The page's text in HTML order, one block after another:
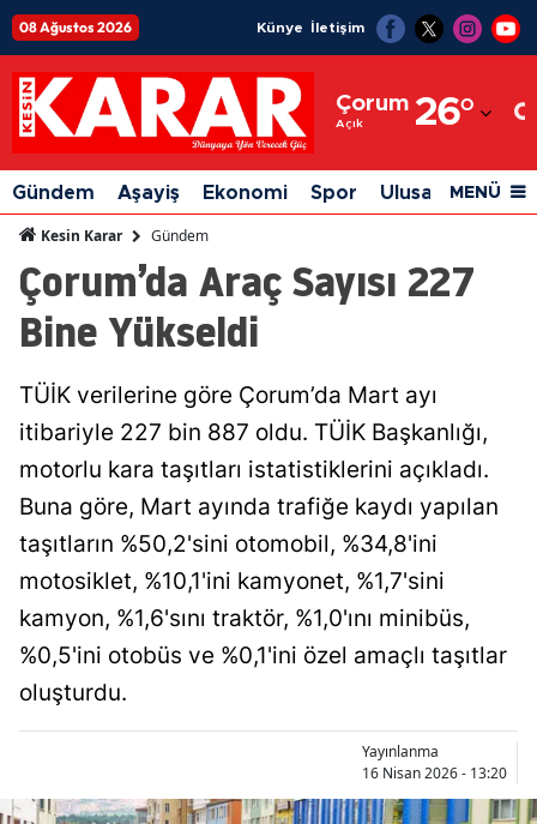
08 Ağustos 2026 Künye İletişim
Çorum
Açık 26°
Adıyaman
Afyonkarahisar
Ağrı
Amasya
Aydın
Balıkesir
Bilecik
Bingöl
Bitlis
Burdur
Bursa
Gündem Aşayiş Ekonomi Spor Ulusal Siyaset
MENÜ
Kesin Karar Gündem
Çorum’da Araç Sayısı 227
Bine Yükseldi
TÜİK verilerine göre Çorum’da Mart ayı
itibariyle 227 bin 887 oldu. TÜİK Başkanlığı,
motorlu kara taşıtları istatistiklerini açıkladı.
Buna göre, Mart ayında trafiğe kaydı yapılan
taşıtların %50,2'sini otomobil, %34,8'ini
motosiklet, %10,1'ini kamyonet, %1,7'sini
kamyon, %1,6'sını traktör, %1,0'ını minibüs,
%0,5'ini otobüs ve %0,1'ini özel amaçlı taşıtlar
oluşturdu.
Yayınlanma
16 Nisan 2026 - 13:20